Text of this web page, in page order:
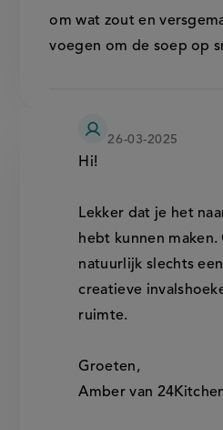
om wat zout en
voegen om de soep op
Hi!
Lekker dat je het
hebt kunnen maken.
natuurlijk slechts
creatieve
ruimte.
Groeten,
Amber van
kitchen
26-03-2025